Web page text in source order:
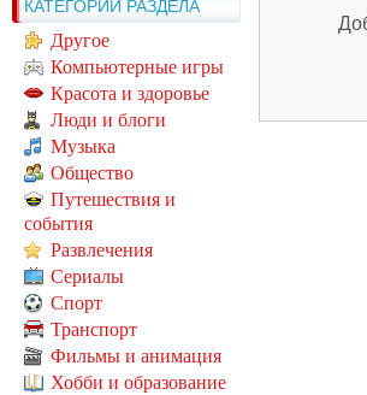
КАТЕГОРИИ РАЗДЕЛА
Другое
Компьютерные игры
Красота и здоровье
Люди и блоги
Музыка
Общество
Путешествия и
события
Развлечения
Сериалы
Спорт
Транспорт
Фильмы и анимация
Хобби и образование